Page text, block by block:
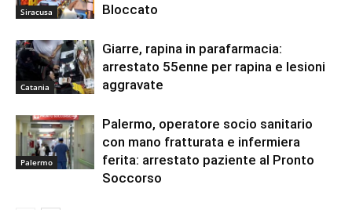
Siracusa
Bloccato
Catania
Giarre, rapina in parafarmacia:
arrestato 55enne per rapina e lesioni
aggravate
Palermo
Palermo, operatore socio sanitario
con mano fratturata e infermiera
ferita: arrestato paziente al Pronto
Soccorso